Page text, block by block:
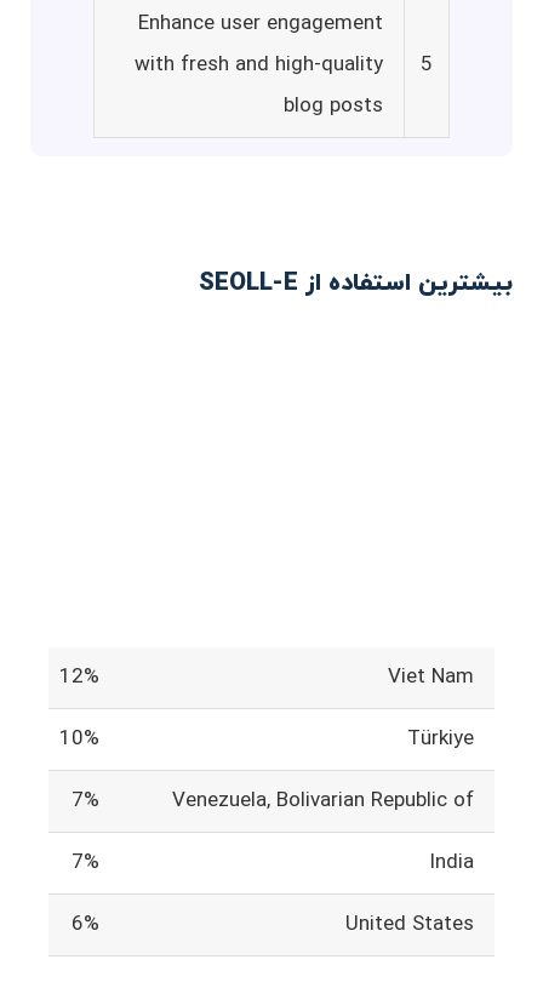
5
Enhance user engagement
with fresh and high-quality
blog posts
بیشترین استفاده از SEOLL-E
Viet Nam
12%
Türkiye
10%
Venezuela, Bolivarian Republic of
7%
India
7%
United States
6%